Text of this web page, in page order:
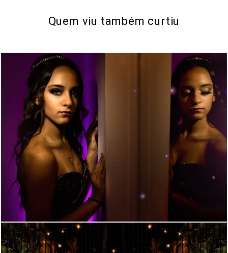
Quem viu também curtiu
2411